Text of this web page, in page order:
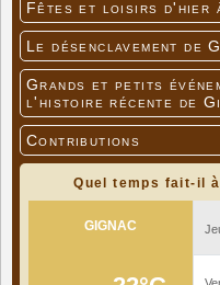
Fêtes et loisirs d'hier
Le désenclavement de
Grands et petits
l'histoire récente de
Contributions
Quel temps fait-il